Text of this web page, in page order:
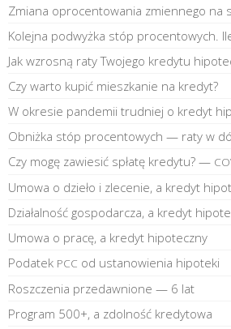
Zmiana oprocentowania zmiennego na
Kolejna podwyżka stóp procentowych.
Jak wzrosną raty Twojego kredytu
Czy warto kupić mieszkanie na kredyt?
W okresie pandemii trudniej o kredyt
Obniżka stóp procentowych — raty w
Czy mogę zawiesić spłatę kredytu? —
Umowa o dzieło i zlecenie, a kredyt
Działalność gospodarcza, a kredyt
Umowa o pracę, a kredyt hipoteczny
Podatek PCC od ustanowienia hipoteki
Roszczenia przedawnione — 6 lat
Program 500+, a zdolność kredytowa